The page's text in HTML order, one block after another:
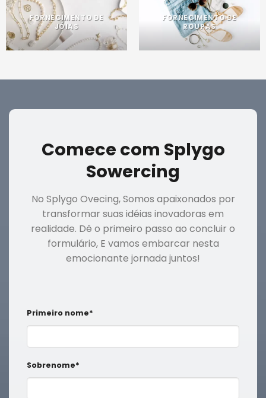
FORNECIMENTO DE
JÓIAS
FORNECIMENTO DE
ROUPAS
Comece com Splygo
Sowercing
No Splygo Ovecing, Somos apaixonados por
transformar suas idéias inovadoras em
realidade. Dê o primeiro passo ao concluir o
formulário, E vamos embarcar nesta
emocionante jornada juntos!
Primeiro nome*
Sobrenome*